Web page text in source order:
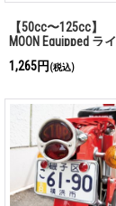
【50cc〜125cc】
MOON Equipped ライ
レーム for スモール
ラック
1,265円 (税込)